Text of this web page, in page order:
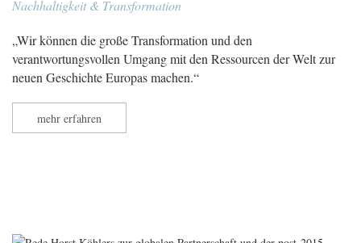
Nachhaltigkeit & Transformation
„Wir können die große Transformation und den
verantwortungsvollen Umgang mit den Ressourcen der Welt zur
neuen Geschichte Europas machen.“
mehr erfahren